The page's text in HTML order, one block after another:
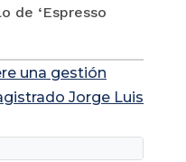
de ‘Espresso
una gestión
Jorge Luis